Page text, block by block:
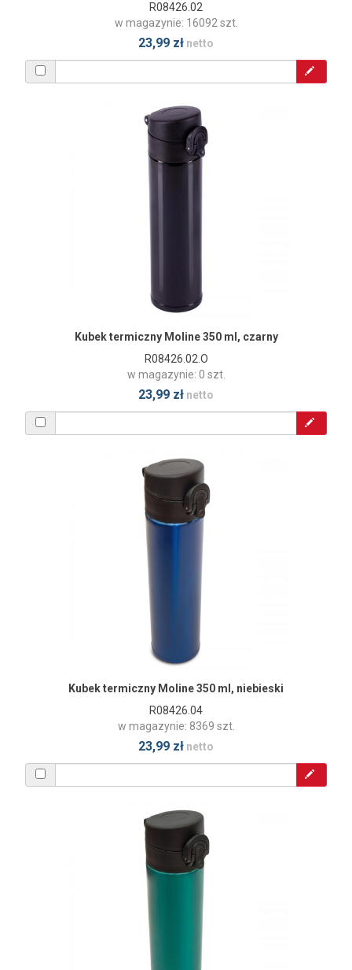
R08426.02
w magazynie: 16092 szt.
23,99 zł netto
Kubek termiczny Moline 350 ml, czarny
R08426.02.O
w magazynie: 0 szt.
23,99 zł netto
Kubek termiczny Moline 350 ml, niebieski
R08426.04
w magazynie: 8369 szt.
23,99 zł netto